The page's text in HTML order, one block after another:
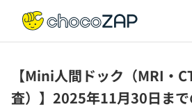
【Mini人間ドック（MRI・
査）】2025年11月30日ま